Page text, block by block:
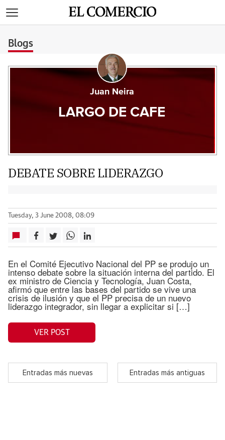
Blogs
Juan Neira
LARGO DE CAFE
DEBATE SOBRE LIDERAZGO
Tuesday, 3 June 2008, 08:09
En el Comité Ejecutivo Nacional del PP se produjo un
intenso debate sobre la situación interna del partido. El
ex ministro de Ciencia y Tecnología, Juan Costa,
afirmó que entre las bases del partido se vive una
crisis de ilusión y que el PP precisa de un nuevo
liderazgo integrador, sin llegar a explicitar si […]
VER POST
Entradas más nuevas Entradas más antiguas